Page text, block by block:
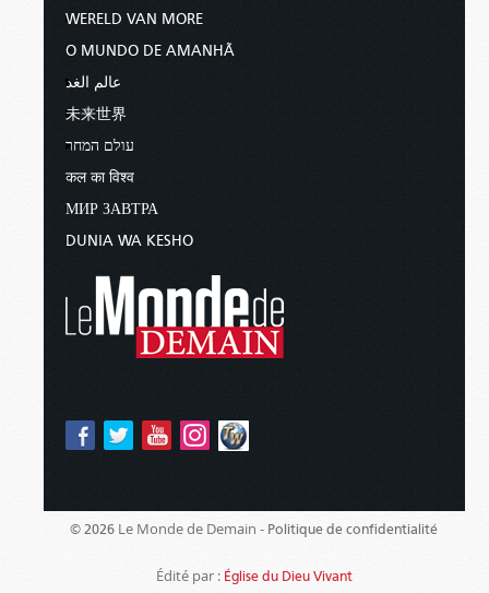
WERELD VAN MORE
O MUNDO DE AMANHÃ
عالم الغد
未来世界
עולם המחר
कल का विश्व
МИР ЗАВТРА
DUNIA WA KESHO
© 2026 Le Monde de Demain - Politique de confidentialité
Édité par : Église du Dieu Vivant